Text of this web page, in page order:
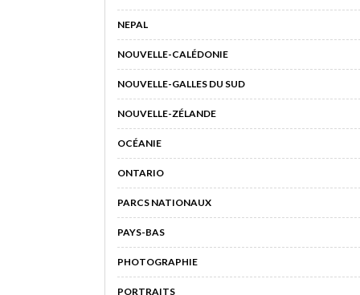
NEPAL
NOUVELLE-CALÉDONIE
NOUVELLE-GALLES DU SUD
NOUVELLE-ZÉLANDE
OCÉANIE
ONTARIO
PARCS NATIONAUX
PAYS-BAS
PHOTOGRAPHIE
PORTRAITS